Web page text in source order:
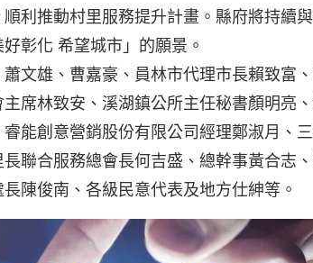
利推動村里服務提升計畫。縣府將持續
彰化 希望城市」的願景。
文雄、曹嘉豪、員林市代理市長賴致富
席林致安、溪湖鎮公所主任秘書顏明亮
能創意營銷股份有限公司經理鄭淑月、
聯合服務總會長何吉盛、總幹事黃合志
陳俊南、各級民意代表及地方仕紳等。